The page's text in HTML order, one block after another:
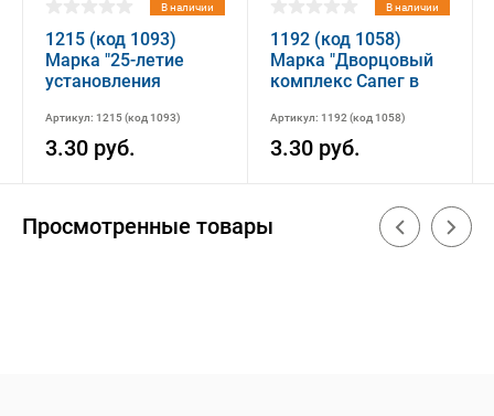
В наличии
1215 (код 1093)
Марка "25-летие
установления
отношений между
Республикой
Беларусь и
Артикул: 1215 (код 1093)
3.30 руб.
В наличии
1192 (код 1058)
Марка "Дворцовый
комплекс Сапег в
Артикул: 1192 (код 1058)
3.30 руб.
Просмотренные товары